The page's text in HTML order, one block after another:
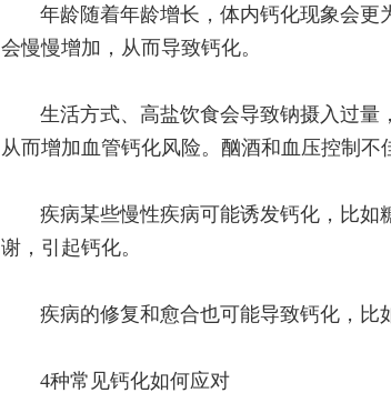
年龄随着年龄增长，体内钙化现象会
会慢慢增加，从而导致钙化。
生活方式、高盐饮食会导致钠摄入过量
从而增加血管钙化风险。酗酒和血压控制不
疾病某些慢性疾病可能诱发钙化，比
谢，引起钙化。
疾病的修复和愈合也可能导致钙化，比
4种常见钙化如何应对